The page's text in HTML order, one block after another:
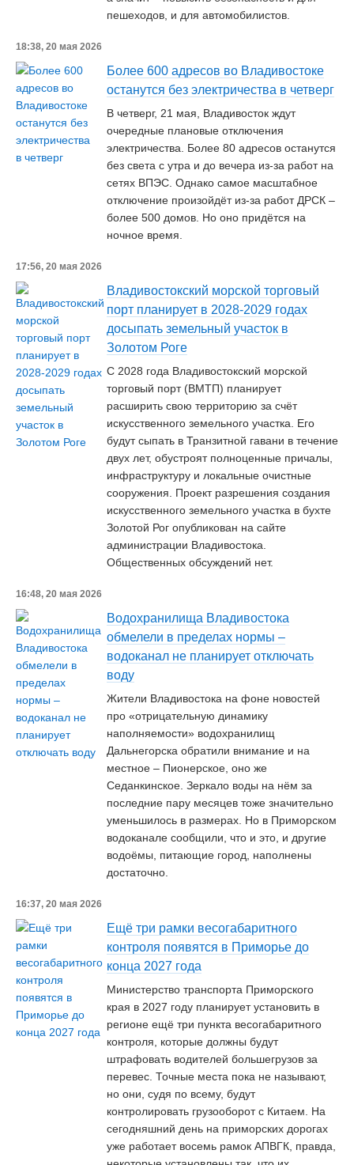
пешеходов, и для автомобилистов.
18:38, 20 мая 2026
Более 600 адресов во Владивостоке
останутся без электричества в четверг
В четверг, 21 мая, Владивосток ждут
очередные плановые отключения
электричества. Более 80 адресов останутся
без света с утра и до вечера из-за работ на
сетях ВПЭС. Однако самое масштабное
отключение произойдёт из-за работ ДРСК –
более 500 домов. Но оно придётся на
ночное время.
17:56, 20 мая 2026
Владивостокский морской торговый
порт планирует в 2028-2029 годах
досыпать земельный участок в
Золотом Роге
С 2028 года Владивостокский морской
торговый порт (ВМТП) планирует
расширить свою территорию за счёт
искусственного земельного участка. Его
будут сыпать в Транзитной гавани в течение
двух лет, обустроят полноценные причалы,
инфраструктуру и локальные очистные
сооружения. Проект разрешения создания
искусственного земельного участка в бухте
Золотой Рог опубликован на сайте
администрации Владивостока.
Общественных обсуждений нет.
16:48, 20 мая 2026
Водохранилища Владивостока
обмелели в пределах нормы –
водоканал не планирует отключать
воду
Жители Владивостока на фоне новостей
про «отрицательную динамику
наполняемости» водохранилищ
Дальнегорска обратили внимание и на
местное – Пионерское, оно же
Седанкинское. Зеркало воды на нём за
последние пару месяцев тоже значительно
уменьшилось в размерах. Но в Приморском
водоканале сообщили, что и это, и другие
водоёмы, питающие город, наполнены
достаточно.
16:37, 20 мая 2026
Ещё три рамки весогабаритного
контроля появятся в Приморье до
конца 2027 года
Министерство транспорта Приморского
края в 2027 году планирует установить в
регионе ещё три пункта весогабаритного
контроля, которые должны будут
штрафовать водителей большегрузов за
перевес. Точные места пока не называют,
но они, судя по всему, будут
контролировать грузооборот с Китаем. На
сегодняшний день на приморских дорогах
уже работает восемь рамок АПВГК, правда,